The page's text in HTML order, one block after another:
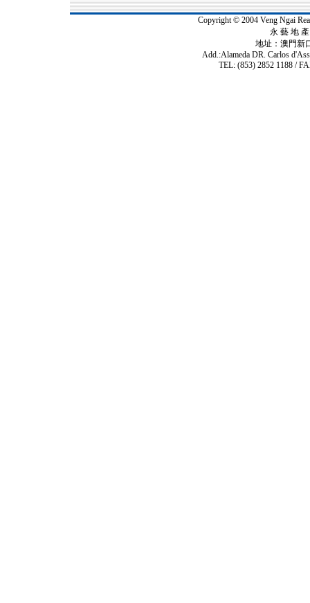
Copyright © 2004 Veng Ngai
永 藝 地
地址：澳門新
Add.:Alameda DR. Carlos
TEL: (853) 2852 1188 /